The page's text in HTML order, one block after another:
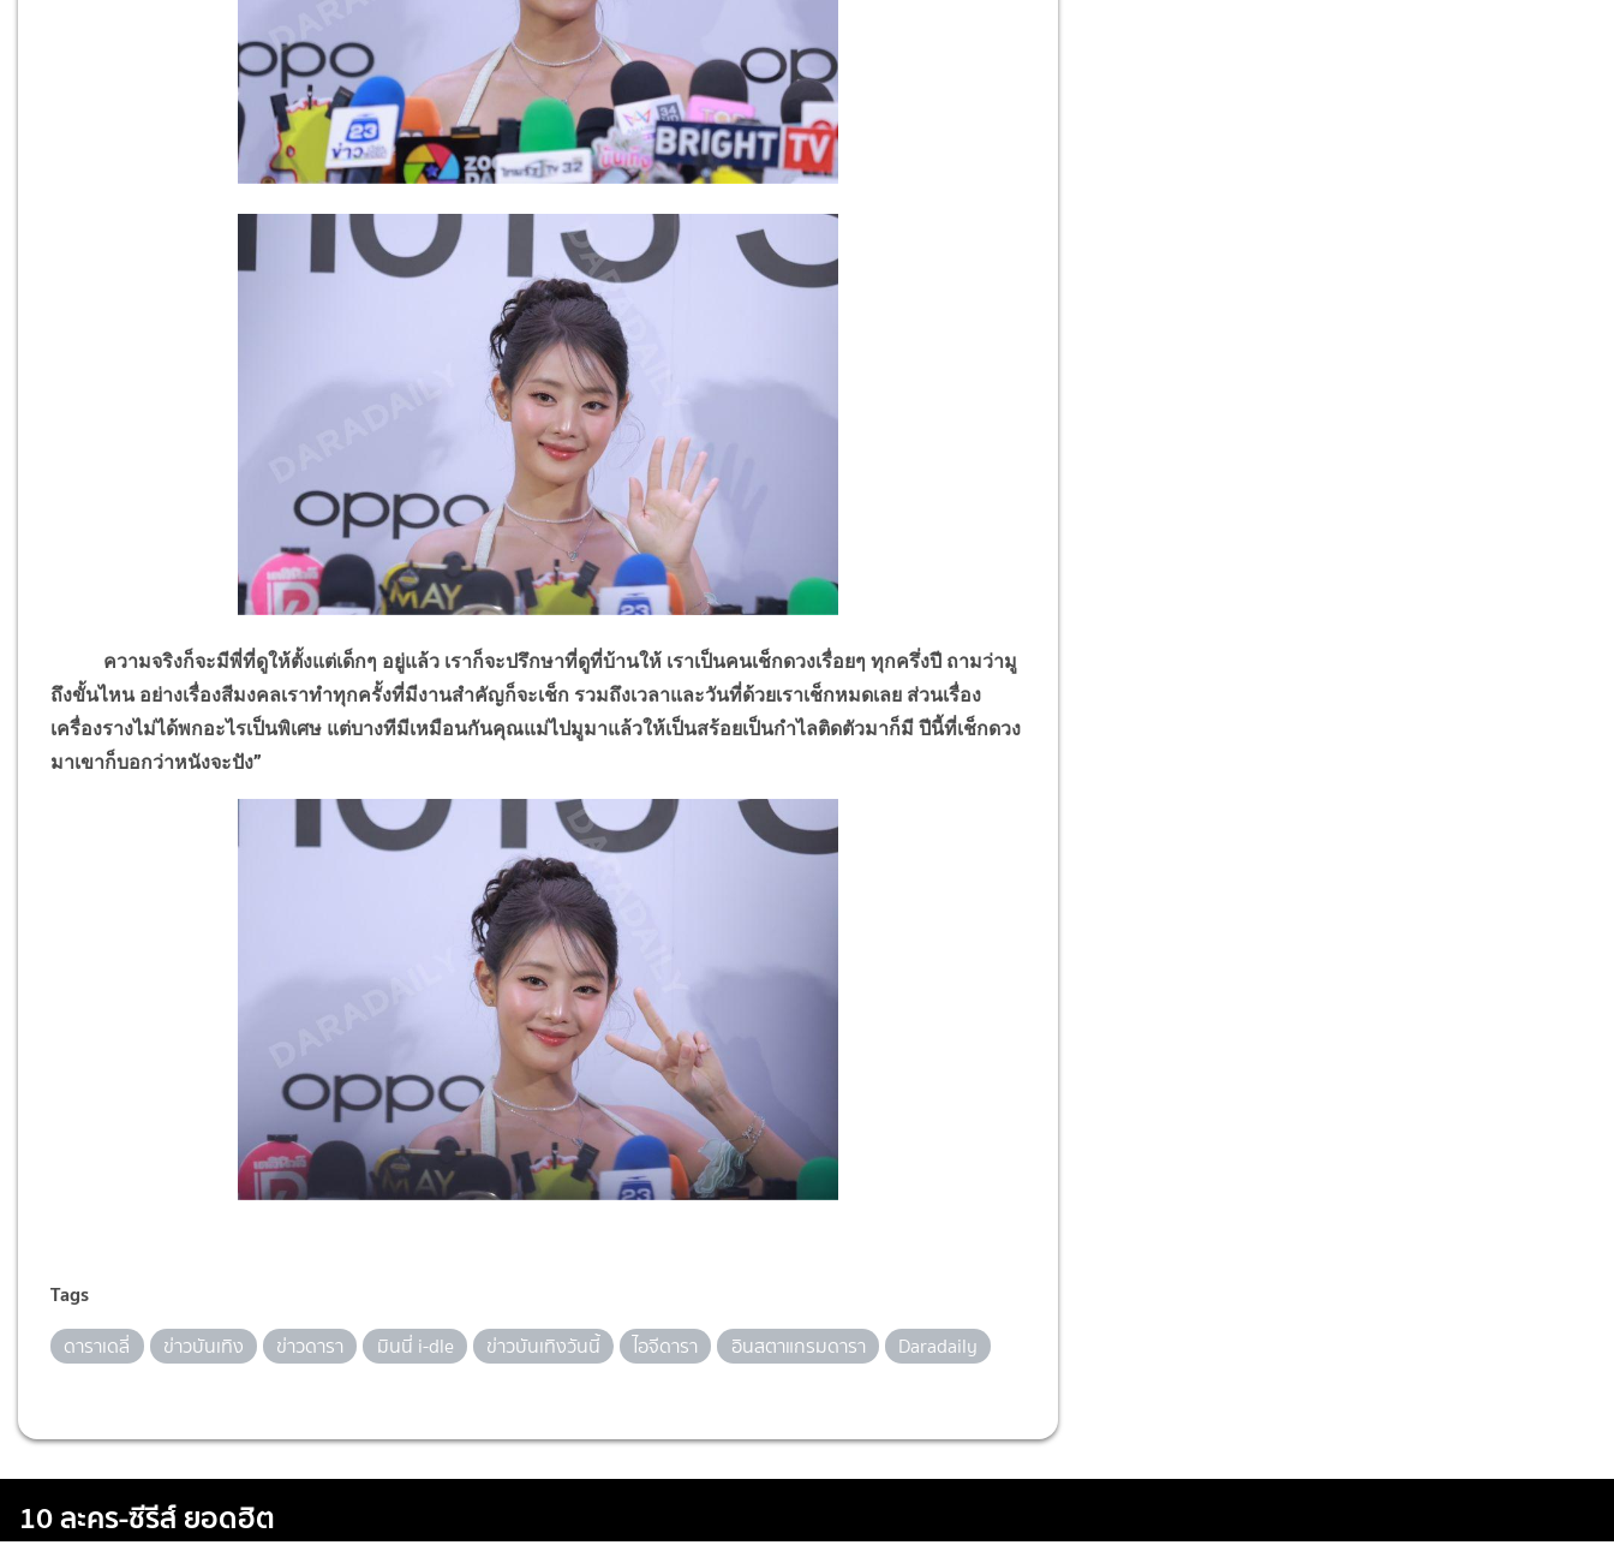
ความจริงก็จะมีพี่ที่ดูให้ตั้งแต่เด็กๆ อยู่แล้ว เราก็จะปรึกษาที่ดูที่บ้านให้ เราเป็นคนเช็กดวงเรื่อยๆ ทุกครึ่งปี ถามว่ามู
ถึงขั้นไหน อย่างเรื่องสีมงคลเราทำทุกครั้งที่มีงานสำคัญก็จะเช็ก รวมถึงเวลาและวันที่ด้วยเราเช็กหมดเลย ส่วนเรื่อง
เครื่องรางไม่ได้พกอะไรเป็นพิเศษ แต่บางทีมีเหมือนกันคุณแม่ไปมูมาแล้วให้เป็นสร้อยเป็นกำไลติดตัวมาก็มี ปีนี้ที่เช็กดวง
มาเขาก็บอกว่าหนังจะปัง”
Tags
ดาราเดลี่ ข่าวบันเทิง ข่าวดารา มินนี่ i-dle ข่าวบันเทิงวันนี้ ไอจีดารา อินสตาแกรมดารา Daradaily
10 ละคร-ซีรีส์ ยอดฮิต